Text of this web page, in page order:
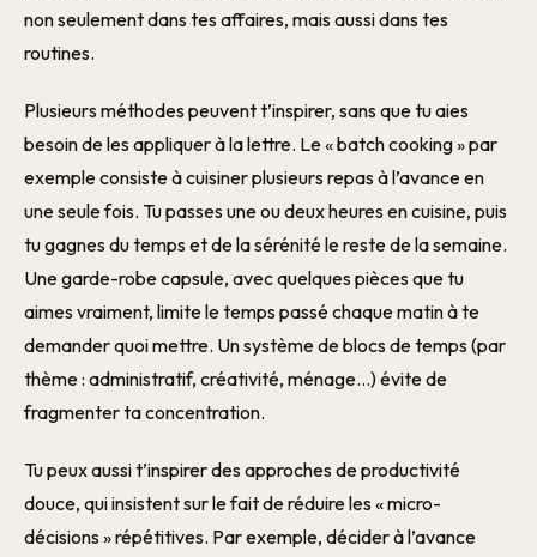
non seulement dans tes affaires, mais aussi dans tes
routines.
Plusieurs méthodes peuvent t’inspirer, sans que tu aies
besoin de les appliquer à la lettre. Le « batch cooking » par
exemple consiste à cuisiner plusieurs repas à l’avance en
une seule fois. Tu passes une ou deux heures en cuisine, puis
tu gagnes du temps et de la sérénité le reste de la semaine.
Une garde-robe capsule, avec quelques pièces que tu
aimes vraiment, limite le temps passé chaque matin à te
demander quoi mettre. Un système de blocs de temps (par
thème : administratif, créativité, ménage…) évite de
fragmenter ta concentration.
Tu peux aussi t’inspirer des approches de productivité
douce, qui insistent sur le fait de réduire les « micro-
décisions » répétitives. Par exemple, décider à l’avance